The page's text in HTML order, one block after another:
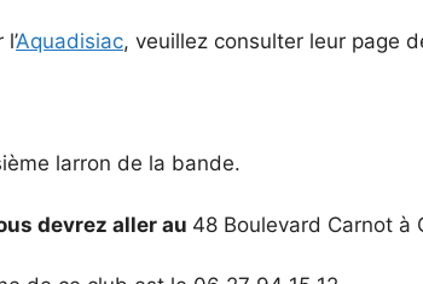
Aquadisiac, veuillez consulter leur page
larron de la bande.
devrez aller au 48 Boulevard Carnot à